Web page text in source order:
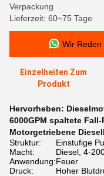
Verpackung
Lieferzeit: 60~75 Tage
Wir Reden
Einzelheiten Zum
Produkt
Hervorheben:
6000GPM spaltete
Motorgetriebene
Struktur:
Einstufige
Macht:
Diesel, 4-
Anwendung:Feuer
Druck:
Hoher